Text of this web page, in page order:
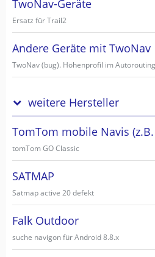
TwoNav-Geräte
Ersatz für Trail2
Andere Geräte mit TwoNav
TwoNav (bug). Höhenprofil im
weitere Hersteller
TomTom mobile Navis
tomTom GO Classic
SATMAP
Satmap active 20 defekt
Falk Outdoor
suche navigon für Android 8.8.x